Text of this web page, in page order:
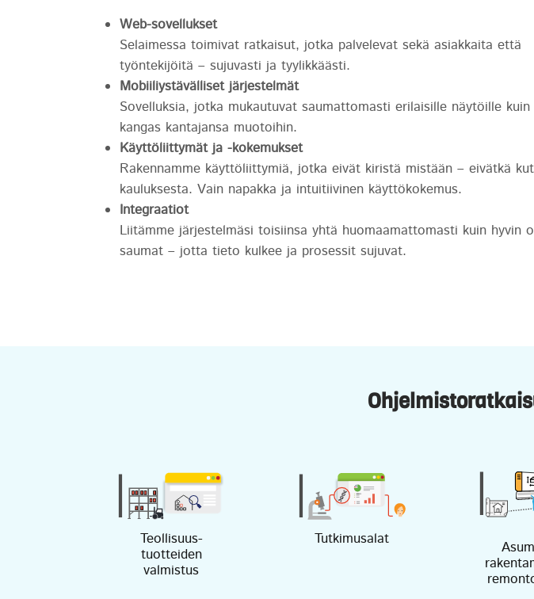
Web-sovellukset
Selaimessa toimivat ratkaisut, jotka palvelevat sekä asiakkaita että
työntekijöitä – sujuvasti ja tyylikkäästi.
Mobiiliystävälliset järjestelmät
Sovelluksia, jotka mukautuvat saumattomasti erilaisille näytöille kuin
kangas kantajansa muotoihin.
Käyttöliittymät ja -kokemukset
Rakennamme käyttöliittymiä, jotka eivät kiristä mistään – eivätkä
kauluksesta. Vain napakka ja intuitiivinen käyttökokemus.
Integraatiot
Liitämme järjestelmäsi toisiinsa yhtä huomaamattomasti kuin hyvin
saumat – jotta tieto kulkee ja prosessit sujuvat.
Teollisuus-
tuotteiden
valmistus
Tutkimusalat